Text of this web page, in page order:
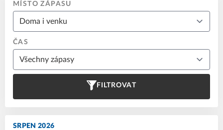
MÍSTO ZÁPASU
ČAS
FILTROVAT
SRPEN 2026